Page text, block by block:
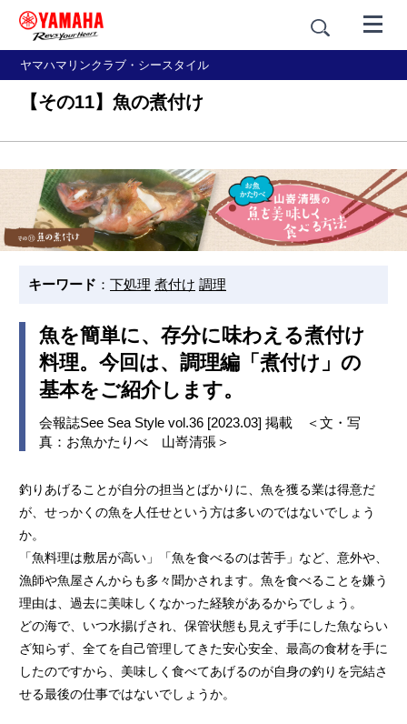
ヤマハマリンクラブ・シースタイル
【その11】魚の煮付け
キーワード ： 下処理 煮付け 調理
魚を簡単に、存分に味わえる煮付け
料理。今回は、調理編「煮付け」の
基本をご紹介します。
会報誌See Sea Style vol.36 [2023.03] 掲載 ＜文・写
真：お魚かたりべ 山嵜清張＞
釣りあげることが自分の担当とばかりに、魚を獲る業は得意だ
が、せっかくの魚を人任せという方は多いのではないでしょう
か。
「魚料理は敷居が高い」「魚を食べるのは苦手」など、意外や、
漁師や魚屋さんからも多々聞かされます。魚を食べることを嫌う
理由は、過去に美味しくなかった経験があるからでしょう。
どの海で、いつ水揚げされ、保管状態も見えず手にした魚ならい
ざ知らず、全てを自己管理してきた安心安全、最高の食材を手に
したのですから、美味しく食べてあげるのが自身の釣りを完結さ
せる最後の仕事ではないでしょうか。